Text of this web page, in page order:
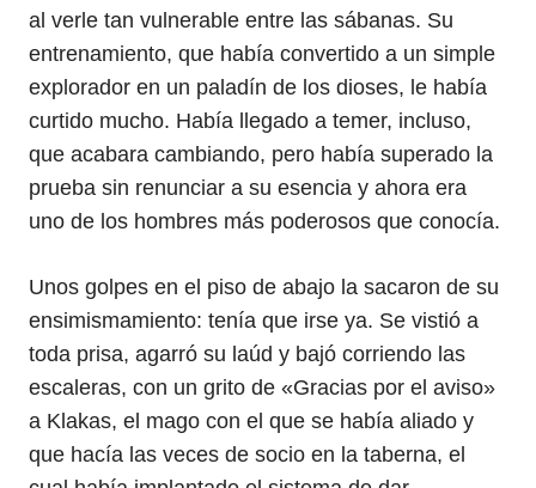
al verle tan vulnerable entre las sábanas. Su
entrenamiento, que había convertido a un simple
explorador en un paladín de los dioses, le había
curtido mucho. Había llegado a temer, incluso,
que acabara cambiando, pero había superado la
prueba sin renunciar a su esencia y ahora era
uno de los hombres más poderosos que conocía.
Unos golpes en el piso de abajo la sacaron de su
ensimismamiento: tenía que irse ya. Se vistió a
toda prisa, agarró su laúd y bajó corriendo las
escaleras, con un grito de «Gracias por el aviso»
a Klakas, el mago con el que se había aliado y
que hacía las veces de socio en la taberna, el